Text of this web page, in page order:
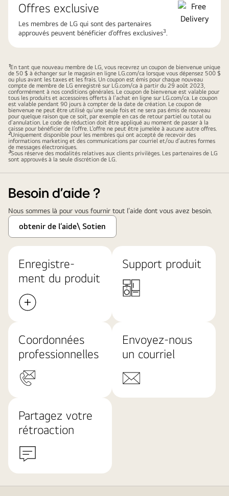
Offres exclusive
Les membres de LG qui sont des partenaires
approuvés peuvent bénéficier d’offres exclusives3
1En tant que nouveau membre de LG, vous recevrez un coupon de bienvenue unique
de 50 $ à échanger sur le magasin en ligne LG.com/ca lorsque vous dépensez 500 $
ou plus avant les taxes et les frais. Un coupon est émis pour chaque nouveau
compte de membre de LG enregistré sur LG.com/ca à partir du 29 août 2023,
conformément à nos conditions générales. Le coupon de bienvenue est valable pour
tous les produits et accessoires offerts à l’achat en ligne sur LG.com/ca. Le coupon
est valable pendant 90 jours à compter de la date de création. Le coupon de
bienvenue ne peut être utilisé qu’une seule fois et ne sera pas émis de nouveau
pour quelque raison que ce soit, par exemple en cas de retour partiel ou total ou
d’annulation. Le code de réduction doit être appliqué au moment de passer à la
caisse pour bénéficier de l’offre. L’offre ne peut être jumelée à aucune autre offres.
2Uniquement disponible pour les membres qui ont accepté de recevoir des
informations marketing et des communications par courriel et/ou d’autres formes
de messages électroniques.
3Sous réserve des modalités relatives aux clients privilèges. Les partenaires de LG
sont approuvés à la seule discrétion de LG.
Besoin d'aide ?
Nous sommes là pour vous fournir tout l’aide dont vous avez besoin.​
obtenir de l’aide\ Sotien​
Enregistre-
ment du produit
Support produit
Coordonnées
professionnelles
Envoyez-nous
un courriel
Partagez votre
rétroaction